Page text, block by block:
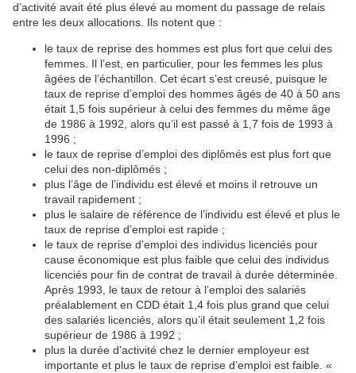
d’activité avait été plus élevé au moment du passage de relais
entre les deux allocations. Ils notent que :
le taux de reprise des hommes est plus fort que celui des
femmes. Il l’est, en particulier, pour les femmes les plus
âgées de l’échantillon. Cet écart s’est creusé, puisque le
taux de reprise d’emploi des hommes âgés de 40 à 50 ans
était 1,5 fois supérieur à celui des femmes du même âge
de 1986 à 1992, alors qu’il est passé à 1,7 fois de 1993 à
1996 ;
le taux de reprise d’emploi des diplômés est plus fort que
celui des non-diplômés ;
plus l’âge de l’individu est élevé et moins il retrouve un
travail rapidement ;
plus le salaire de référence de l’individu est élevé et plus le
taux de reprise d’emploi est rapide ;
le taux de reprise d’emploi des individus licenciés pour
cause économique est plus faible que celui des individus
licenciés pour fin de contrat de travail à durée déterminée.
Après 1993, le taux de retour à l’emploi des salariés
préalablement en CDD était 1,4 fois plus grand que celui
des salariés licenciés, alors qu’il était seulement 1,2 fois
supérieur de 1986 à 1992 ;
plus la durée d’activité chez le dernier employeur est
importante et plus le taux de reprise d’emploi est faible. «